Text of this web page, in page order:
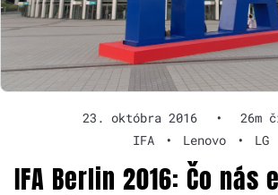
23. októbra 2016 •
26m
IFA
• Lenovo • LG
IFA Berlin 2016: Čo nás